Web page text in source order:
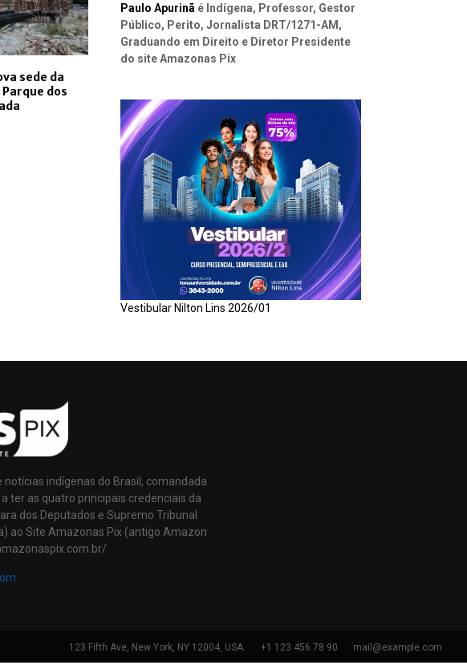
sede da
dos
Paulo Apurinã é Indígena, Professor, Gestor
Público, Perito, Jornalista DRT/1271-AM,
Graduando em Direito e Diretor Presidente
do site Amazonas Pix
Vestibular Nilton Lins 2026/01
indígenas do Brasil, comandada
ter as quatro principais credenciais da
dos Deputados e Supremo Tribunal
ao Site Amazonas Pix (antigo Amazon
123 Fifth Ave, New York, NY 12004, USA. +1 123 456 78 90 mail@example.com